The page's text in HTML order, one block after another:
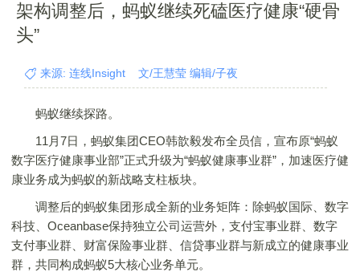
架构调整后，蚂蚁继续死磕医疗健康“硬骨
头”
来源: 连线Insight 文/王慧莹 编辑/子夜
蚂蚁继续探路。
11月7日，蚂蚁集团CEO韩歆毅发布全员信，宣布原“蚂蚁
数字医疗健康事业部”正式升级为“蚂蚁健康事业群”，加速医疗健
康业务成为蚂蚁的新战略支柱板块。
调整后的蚂蚁集团形成全新的业务矩阵：除蚂蚁国际、数字
科技、Oceanbase保持独立公司运营外，支付宝事业群、数字
支付事业群、财富保险事业群、信贷事业群与新成立的健康事业
群，共同构成蚂蚁5大核心业务单元。